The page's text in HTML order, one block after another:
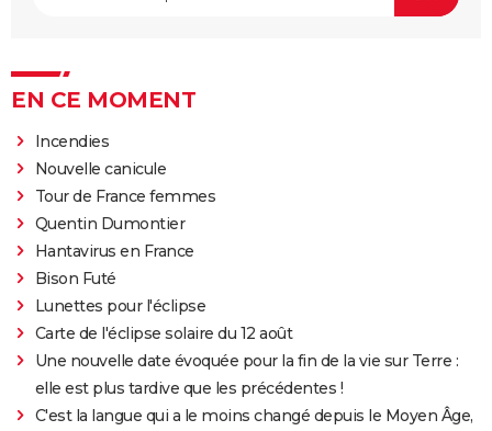
EN CE MOMENT
Incendies
Nouvelle canicule
Tour de France femmes
Quentin Dumontier
Hantavirus en France
Bison Futé
Lunettes pour l'éclipse
Carte de l'éclipse solaire du 12 août
Une nouvelle date évoquée pour la fin de la vie sur Terre :
elle est plus tardive que les précédentes !
C'est la langue qui a le moins changé depuis le Moyen Âge,